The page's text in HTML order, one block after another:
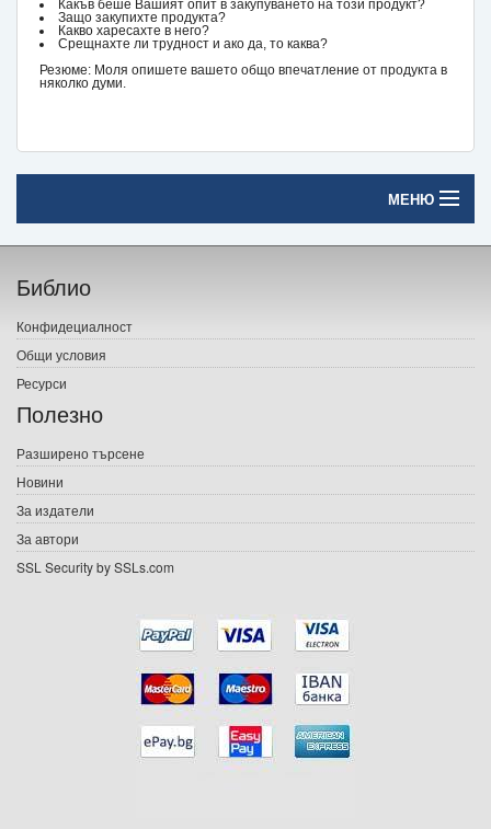
Какъв беше Вашият опит в закупуването на този продукт?
Защо закупихте продукта?
Какво харесахте в него?
Срещнахте ли трудност и ако да, то каква?
Резюме: Моля опишете вашето общо впечатление от продукта в
няколко думи.
МЕНЮ
Начало
Печатни книги
Електронни книги
Е-списания
Подаръци
Ваучери
Библио
Конфидециалност
Общи условия
Ресурси
Полезно
Разширено търсене
Новини
За издатели
За автори
SSL Security by SSLs.com